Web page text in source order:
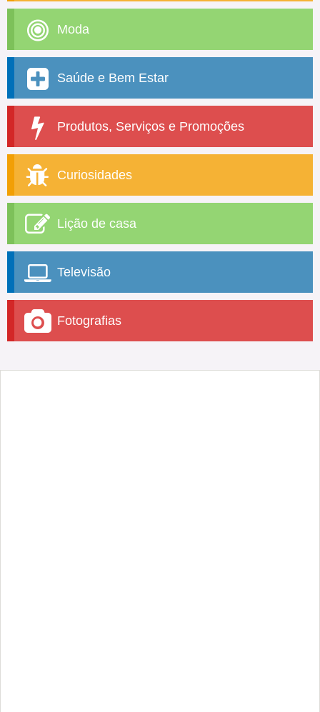
Moda
Saúde e Bem Estar
Produtos, Serviços e Promoções
Curiosidades
Lição de casa
Televisão
Fotografias